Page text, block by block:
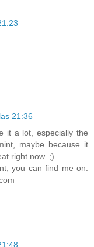
21:36
it a lot, especially the
maybe because it
right now. ;)
you can find me on: